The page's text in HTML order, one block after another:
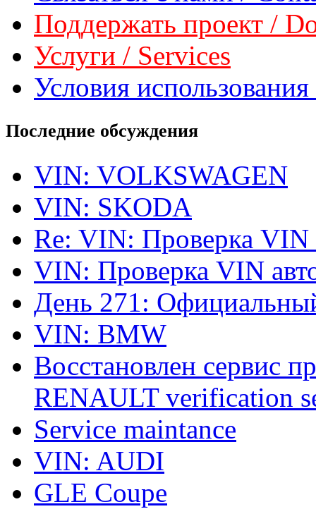
Поддержать проект /
Услуги / Services
Условия
Последние обсуждения
VIN: VOLKSWAGEN
VIN: SKODA
Re: VIN: Проверка VIN
VIN: Проверка VIN
День 271:
VIN: BMW
Восстановлен сервис
RENAULT verification
Service maintance
VIN: AUDI
GLE Coupe